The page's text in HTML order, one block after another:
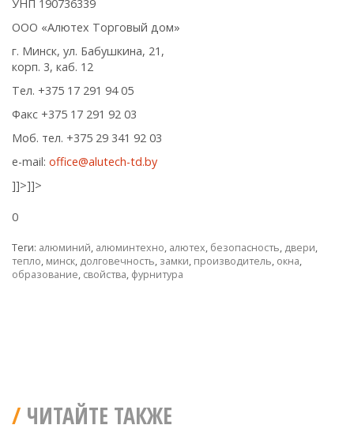
УНП 190736339
ООО «Алютех Торговый дом»
г. Минск, ул. Бабушкина, 21,
корп. 3, каб. 12
Тел. +375 17 291 94 05
Факс +375 17 291 92 03
Моб. тел. +375 29 341 92 03
e-mail: office@alutech-td.by
]]>]]>
0
Теги: алюминий, алюминтехно, алютех, безопасность, двери,
тепло, минск, долговечность, замки, производитель, окна,
образование, свойства, фурнитура
ЧИТАЙТЕ ТАКЖЕ